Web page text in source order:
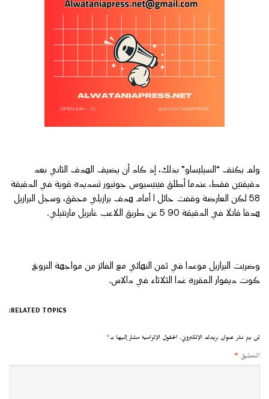
ولم يكتف “السيليساو” بذلك، إذ كاد أن يضيف الهدف الثاني بعد
دقيقتين فقط، عندما أطلق فينيسيوس جونيور تسديدة قوية في الدقيقة
58 لكن العارضة وقفت حائل ا أمام هدف برازيلي محقق، وسجل البرازيل
هدفا قاتلا في الدقيقة 90 5 عن طريق اللاعب غابريل مارتنيلي.
وضربت البرازيل موعدا في ثمن النهائي مع الفائز من مواجهة النرويج
كوت ديفوار المقررة غدا الثلاثاء في دالاس.
RELATED TOPICS:
لن يتم نشر عنوان بريدك الإلكتروني. الحقول الإلزامية مشار إليها بـ*
التعليق *